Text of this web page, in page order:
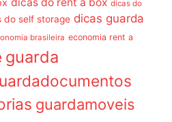
dicas do
do self storage dicas guarda
brasileira economia rent a
guarda
guardamoveis